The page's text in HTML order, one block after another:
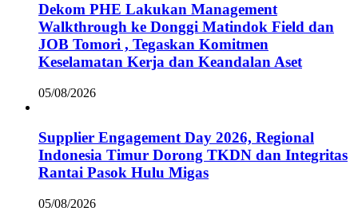
Dekom PHE Lakukan Management
Walkthrough ke Donggi Matindok Field dan
JOB Tomori , Tegaskan Komitmen
Keselamatan Kerja dan Keandalan Aset
05/08/2026
Supplier Engagement Day 2026, Regional
Indonesia Timur Dorong TKDN dan Integritas
Rantai Pasok Hulu Migas
05/08/2026